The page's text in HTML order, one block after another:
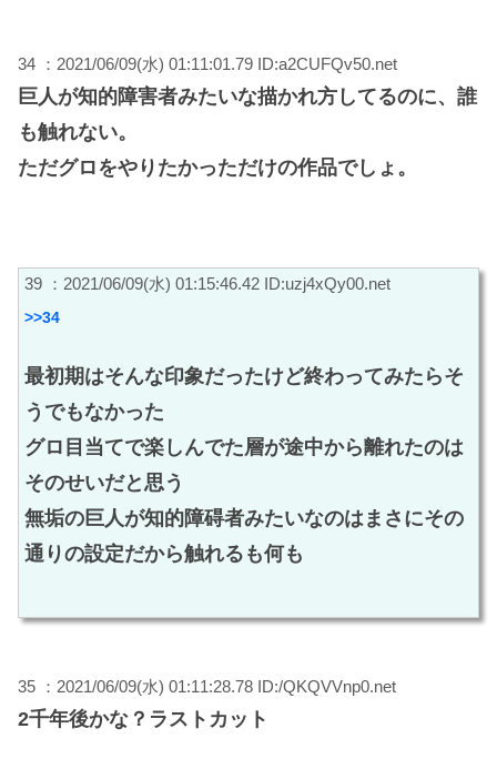
34 ：2021/06/09(水) 01:11:01.79 ID:a2CUFQv50.net
巨人が知的障害者みたいな描かれ方してるのに、誰
も触れない。
ただグロをやりたかっただけの作品でしょ。
39 ：2021/06/09(水) 01:15:46.42 ID:uzj4xQy00.net
>>34
最初期はそんな印象だったけど終わってみたらそ
うでもなかった
グロ目当てで楽しんでた層が途中から離れたのは
そのせいだと思う
無垢の巨人が知的障碍者みたいなのはまさにその
通りの設定だから触れるも何も
35 ：2021/06/09(水) 01:11:28.78 ID:/QKQVVnp0.net
2千年後かな？ラストカット